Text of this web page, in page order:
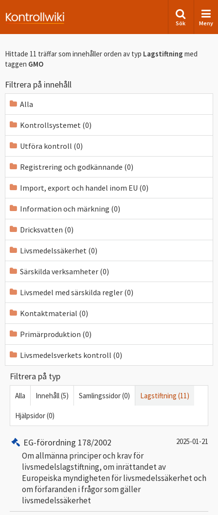
Sök Meny
Hittade 11 träffar som innehåller orden av typ Lagstiftning med
taggen GMO
Filtrera på innehåll
Alla
Kontrollsystemet (0)
Utföra kontroll (0)
Registrering och godkännande (0)
Import, export och handel inom EU (0)
Information och märkning (0)
Dricksvatten (0)
Livsmedelssäkerhet (0)
Särskilda verksamheter (0)
Livsmedel med särskilda regler (0)
Kontaktmaterial (0)
Primärproduktion (0)
Livsmedelsverkets kontroll (0)
Filtrera på typ
Alla Innehåll (5) Samlingssidor (0) Lagstiftning (11)
Hjälpsidor (0)
EG-förordning 178/2002 2025-01-21
Om allmänna principer och krav för
livsmedelslagstiftning, om inrättandet av
Europeiska myndigheten för livsmedelssäkerhet och
om förfaranden i frågor som gäller
livsmedelssäkerhet